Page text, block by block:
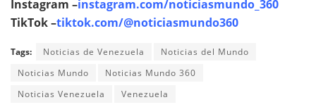
Instagram –instagram.com/noticiasmundo_360
TikTok –tiktok.com/@noticiasmundo360
Tags: Noticias de Venezuela
Noticias del Mundo
Noticias Mundo
Noticias Mundo 360
Noticias Venezuela
Venezuela